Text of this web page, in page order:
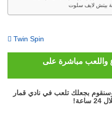
واللعب مباشرة على
بجعلك تلعب في نادي قمار
بيتش لايف سلوت
Twin Spin